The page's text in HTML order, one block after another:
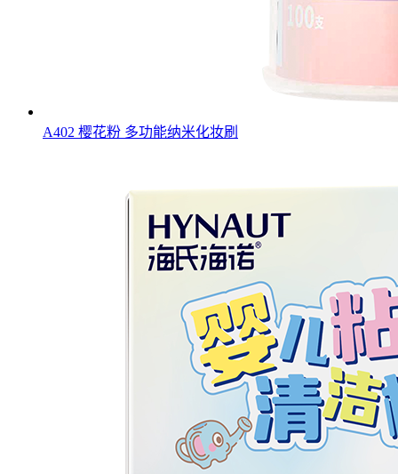
A402 樱花粉 多功能纳米化妆刷